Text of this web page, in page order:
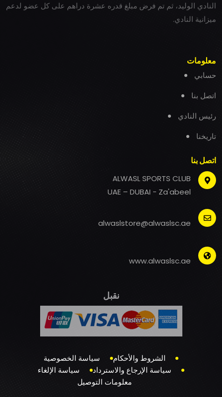
النادي الوليد، ثم تم فرض مبلغ قدره عشرة دراهم على كل عضو لدعم
ميزانية النادي.
معلومات
حسابي
اتصل بنا
رئيس النادي
تاريخنا
اتصل بنا
ALWASL SPORTS CLUB
UAE – DUBAI - Za'abeel
alwaslstore@alwaslsc.ae
www.alwaslsc.ae
نقبل
الشروط والأحكام
سياسة الخصوصية
سياسة الإرجاع والاسترداد
سياسة الإلغاء
معلومات التوصيل